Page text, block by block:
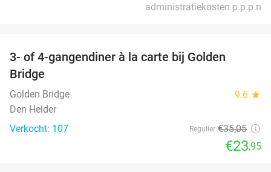
administratiekosten p.p.p.n
3- of 4-gangendiner à la carte bij Golden
Bridge
Golden Bridge 9.6 star
Den Helder
Verkocht: 107
Regulier €35,05
€23,95